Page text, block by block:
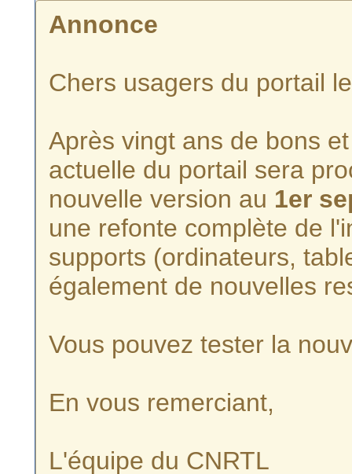
Annonce
Chers usagers du portail
Après vingt ans de bons
actuelle du portail sera
nouvelle version au 1er
une refonte complète de
supports (ordinateurs,
également de nouvelles
Vous pouvez tester la
En vous remerciant,
L'équipe du CNRTL